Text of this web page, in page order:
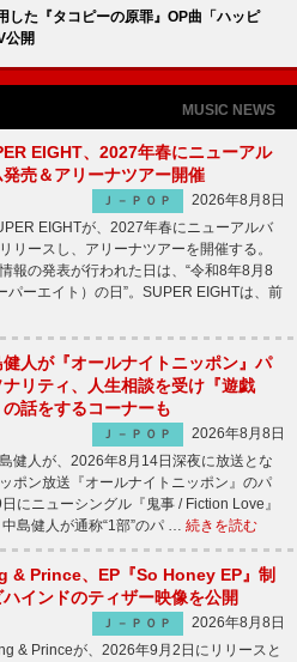
した『タコピーの原罪』OP曲「ハッピ
公開
MUSIC NEWS
EIGHT、2027年春にニューアル
発売＆アリーナツアー開催
Ｊ－ＰＯＰ
2026年8月8日
EIGHTが、2027年春にニューアルバ
リースし、アリーナツアーを開催する。
報の発表が行われた日は、“令和8年8月8
パーエイト）の日”。SUPER EIGHTは、前
健人が『オールナイトニッポン』パ
ナリティ、人生相談を受け『遊戯
の話をするコーナーも
Ｊ－ＰＯＰ
2026年8月8日
健人が、2026年8月14日深夜に放送とな
ポン放送『オールナイトニッポン』のパ
ニューシングル『鬼事 / Fiction Love』
島健人が通称“1部”のパ … 続きを読む
& Prince、EP『So Honey EP』制
インドのティザー映像を公開
Ｊ－ＰＯＰ
2026年8月8日
& Princeが、2026年9月2日にリリースと